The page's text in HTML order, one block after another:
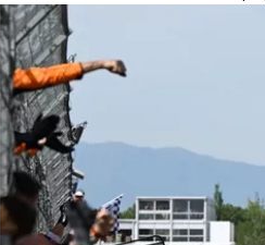
MONOMARCA